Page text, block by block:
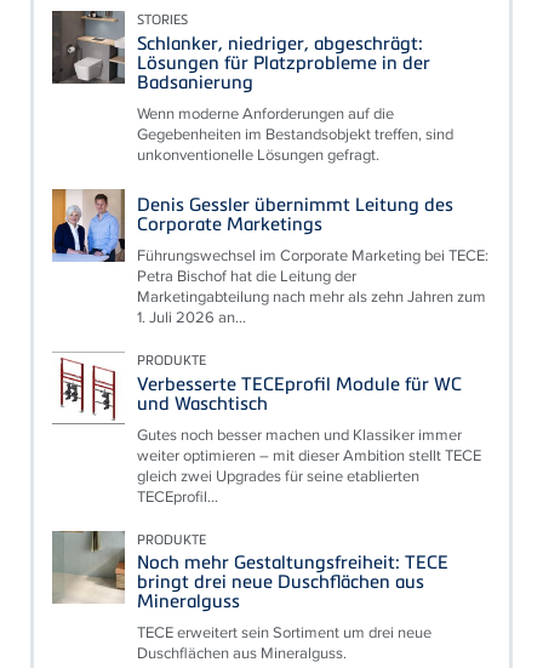
STORIES
Schlanker, niedriger, abgeschrägt:
Lösungen für Platzprobleme in der
Badsanierung
Wenn moderne Anforderungen auf die
Gegebenheiten im Bestandsobjekt treffen, sind
unkonventionelle Lösungen gefragt.
Denis Gessler übernimmt Leitung des
Corporate Marketings
Führungswechsel im Corporate Marketing bei TECE:
Petra Bischof hat die Leitung der
Marketingabteilung nach mehr als zehn Jahren zum
1. Juli 2026 an...
PRODUKTE
Verbesserte TECEprofil Module für WC
und Waschtisch
Gutes noch besser machen und Klassiker immer
weiter optimieren – mit dieser Ambition stellt TECE
gleich zwei Upgrades für seine etablierten
TECEprofil...
PRODUKTE
Noch mehr Gestaltungsfreiheit: TECE
bringt drei neue Duschflächen aus
Mineralguss
TECE erweitert sein Sortiment um drei neue
Duschflächen aus Mineralguss.